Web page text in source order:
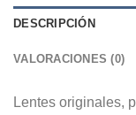
DESCRIPCIÓN
VALORACIONES (0)
Lentes originales,